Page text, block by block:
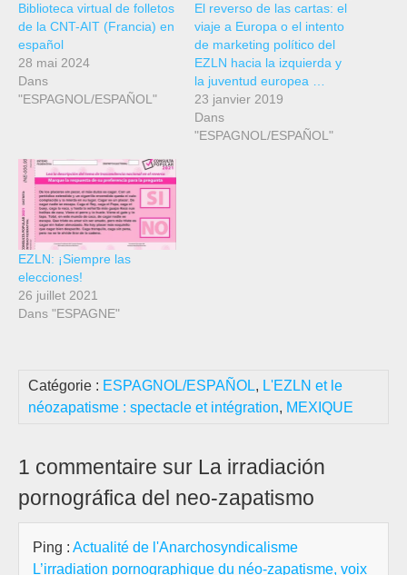
Biblioteca virtual de folletos
de la CNT-AIT (Francia) en
español
28 mai 2024
Dans
"ESPAGNOL/ESPAÑOL"
El reverso de las cartas: el
viaje a Europa o el intento
de marketing político del
EZLN hacia la izquierda y
la juventud europea …
23 janvier 2019
Dans
"ESPAGNOL/ESPAÑOL"
EZLN: ¡Siempre las
elecciones!
26 juillet 2021
Dans "ESPAGNE"
Catégorie : ESPAGNOL/ESPAÑOL, L'EZLN et le
néozapatisme : spectacle et intégration, MEXIQUE
1 commentaire sur La irradiación
pornográfica del neo-zapatismo
Ping : Actualité de l'Anarchosyndicalisme
L’irradiation pornographique du néo-zapatisme, voix